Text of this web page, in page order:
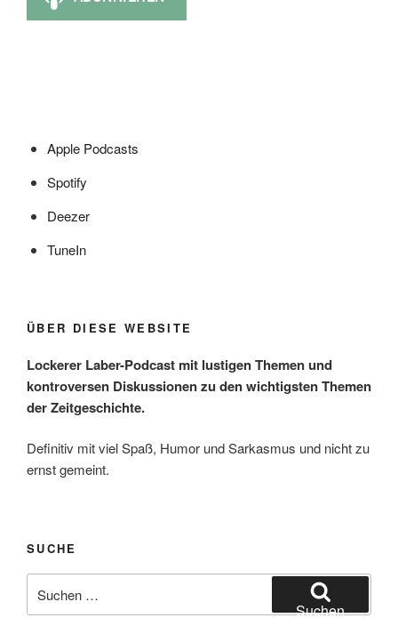
Apple Podcasts
Spotify
Deezer
TuneIn
ÜBER DIESE WEBSITE
Lockerer Laber-Podcast mit lustigen Themen und
kontroversen Diskussionen zu den wichtigsten Themen
der Zeitgeschichte.
Definitiv mit viel Spaß, Humor und Sarkasmus und nicht zu
ernst gemeint.
SUCHE
nach:
Suchen